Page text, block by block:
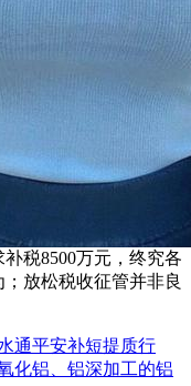
税8500万元，终究各
放松税收征管并非良
通平安补短提质行
化铝、铝深加工的铝